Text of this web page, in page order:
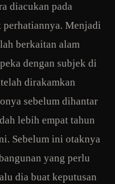
diacukan pada
perhatiannya. Menjadi
berkaitan alam
dengan subjek di
dirakamkan
sebelum dihantar
lebih empat tahun
Sebelum ini otaknya
yang perlu
dia buat keputusan